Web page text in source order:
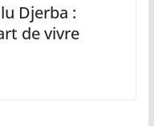
Djerba :
de vivre